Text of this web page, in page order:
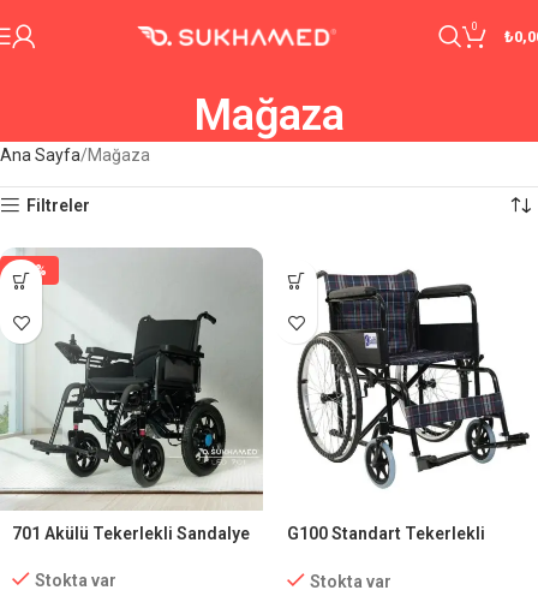
0
₺
Mağaza
Ana Sayfa Mağaza
Filtreler
-29%
701 Akülü Tekerlekli Sandalye
Stokta var
G100 Standart Tekerlekli
Stokta var